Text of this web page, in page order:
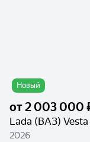
Новый
от2 003 000
Lada (ВАЗ) Vesta
2026